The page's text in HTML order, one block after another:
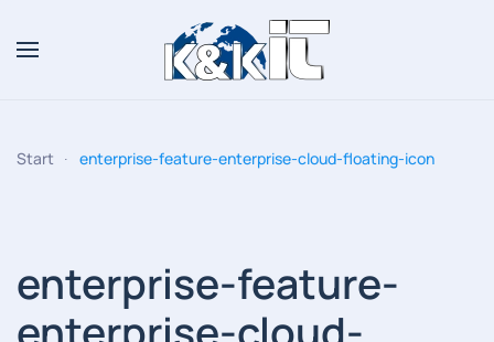
Zum Hauptinhalt springen
Start enterprise-feature-enterprise-cloud-floating-icon
enterprise-feature-